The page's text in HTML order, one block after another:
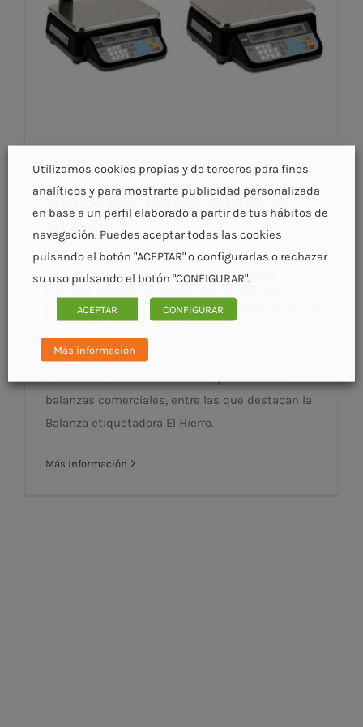
Balanza etiquetadora El Hierro
Balanza etiquetadora El
Hierro
Categorías:Balanza etiquetadora El Hierro
Etiquetas:
Balanzas con impresora El Hierro,Balanzas con
etiquetas El Hierro
, Balanzas comerciales El Hierro
Pesaje comercial
El Hierro,Balanzas El Hierro
balanzas comerciales, entre las que destacan la
Balanza etiquetadora El Hierro.
Más información
Utilizamos cookies propias y de terceros para fines
analíticos y para mostrarte publicidad personalizada
en base a un perfil elaborado a partir de tus hábitos de
navegación. Puedes aceptar todas las cookies
pulsando el botón "ACEPTAR" o configurarlas o rechazar
su uso pulsando el botón "CONFIGURAR".
ACEPTAR CONFIGURAR
Más información